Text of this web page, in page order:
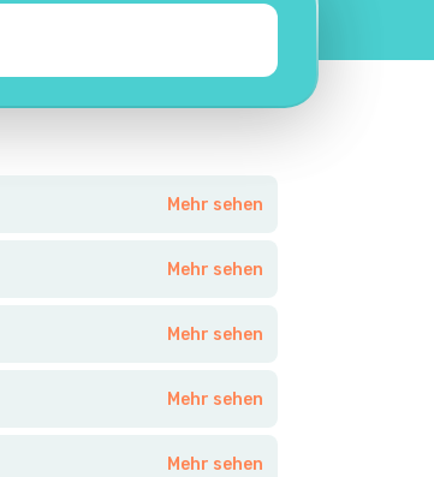
Mehr sehen
Mehr sehen
Mehr sehen
Mehr sehen
Mehr sehen